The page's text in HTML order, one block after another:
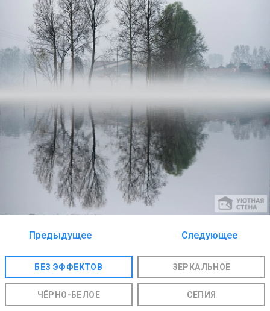
Предыдущее
Следующее
БЕЗ ЭФФЕКТОВ ЗЕРКАЛЬНОЕ
ЧЁРНО-БЕЛОЕ СЕПИЯ